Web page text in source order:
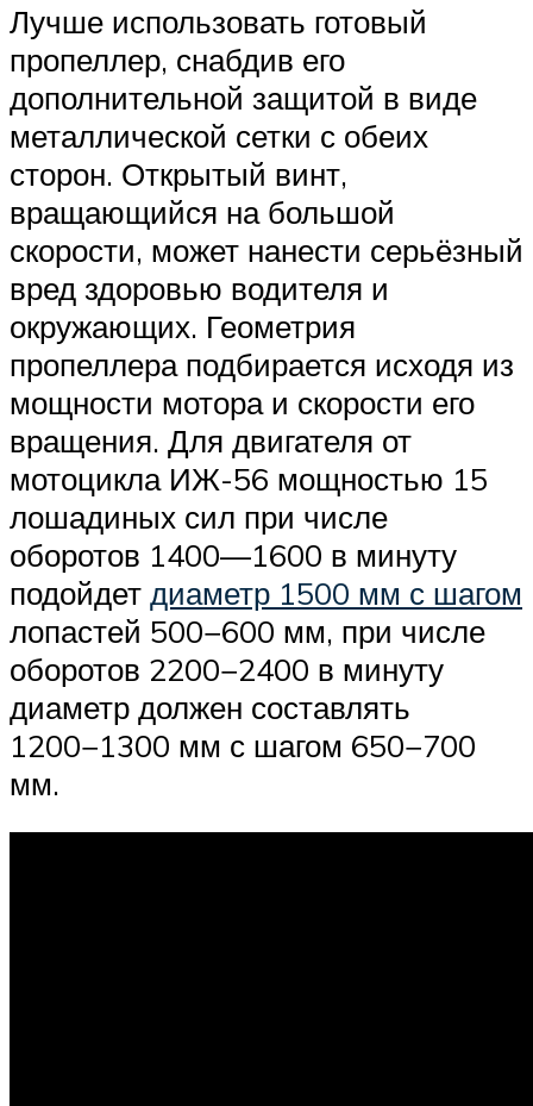
Лучше использовать готовый
пропеллер, снабдив его
дополнительной защитой в виде
металлической сетки с обеих
сторон. Открытый винт,
вращающийся на большой
скорости, может нанести серьёзный
вред здоровью водителя и
окружающих. Геометрия
пропеллера подбирается исходя из
мощности мотора и скорости его
вращения. Для двигателя от
мотоцикла ИЖ-56 мощностью 15
лошадиных сил при числе
оборотов 1400—1600 в минуту
подойдет диаметр 1500 мм с шагом
лопастей 500−600 мм, при числе
оборотов 2200−2400 в минуту
диаметр должен составлять
1200−1300 мм с шагом 650−700
мм.